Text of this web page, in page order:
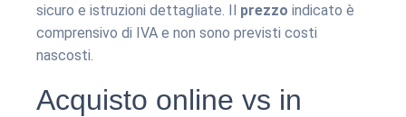
sicuro e istruzioni dettagliate. Il prezzo indicato è
comprensivo di IVA e non sono previsti costi
nascosti.
Acquisto online vs in